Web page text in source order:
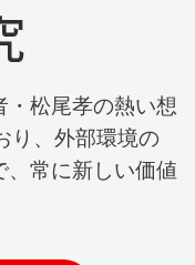
・松尾孝の熱い想
り、外部環境の
、常に新しい価値